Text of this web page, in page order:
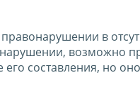
в
возможно
составления, но